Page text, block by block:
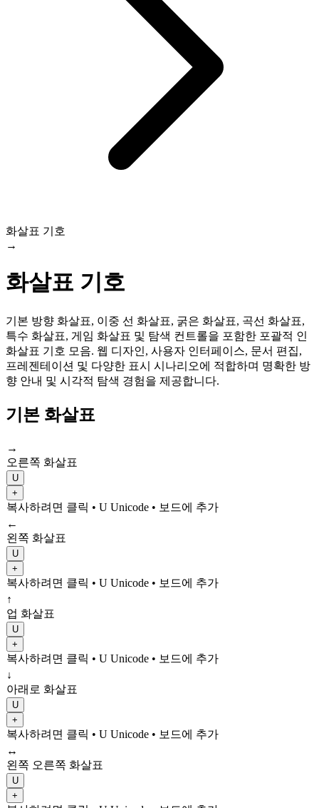
화살표 기호
→
화살표 기호
기본 방향 화살표, 이중 선 화살표, 굵은 화살표, 곡선 화살표,
특수 화살표, 게임 화살표 및 탐색 컨트롤을 포함한 포괄적 인
화살표 기호 모음. 웹 디자인, 사용자 인터페이스, 문서 편집,
프레젠테이션 및 다양한 표시 시나리오에 적합하며 명확한 방
향 안내 및 시각적 탐색 경험을 제공합니다.
기본 화살표
→
오른쪽 화살표
U
+
복사하려면 클릭 • U Unicode • 보드에 추가
←
왼쪽 화살표
U
+
복사하려면 클릭 • U Unicode • 보드에 추가
↑
업 화살표
U
+
복사하려면 클릭 • U Unicode • 보드에 추가
↓
아래로 화살표
U
+
복사하려면 클릭 • U Unicode • 보드에 추가
↔
왼쪽 오른쪽 화살표
U
+